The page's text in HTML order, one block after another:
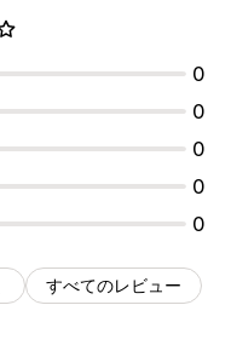
0
0
0
0
0
すべてのレビュー